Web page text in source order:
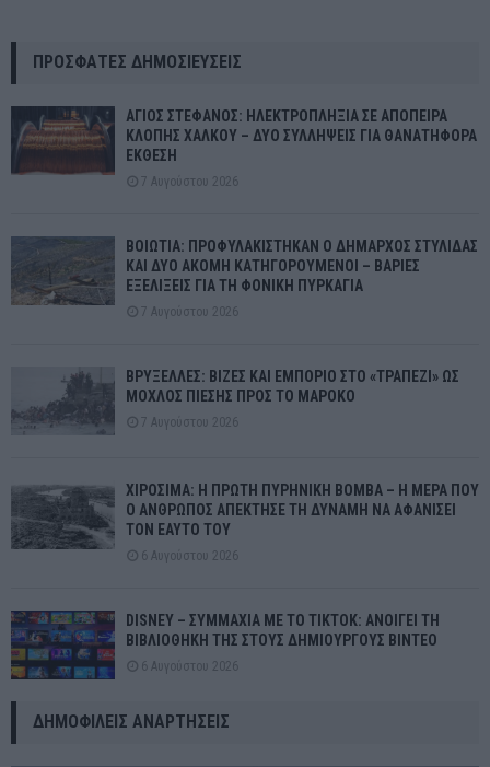
ΠΡΌΣΦΑΤΕΣ ΔΗΜΟΣΙΕΎΣΕΙΣ
ΑΓΙΟΣ ΣΤΕΦΑΝΟΣ: ΗΛΕΚΤΡΟΠΛΗΞΙΑ ΣΕ ΑΠΟΠΕΙΡΑ
ΚΛΟΠΗΣ ΧΑΛΚΟΥ – ΔΥΟ ΣΥΛΛΗΨΕΙΣ ΓΙΑ ΘΑΝΑΤΗΦΟΡΑ
ΕΚΘΕΣΗ
7 Αυγούστου 2026
ΒΟΙΩΤΙΑ: ΠΡΟΦΥΛΑΚΙΣΤΗΚΑΝ Ο ΔΗΜΑΡΧΟΣ ΣΤΥΛΙΔΑΣ
ΚΑΙ ΔΥΟ ΑΚΟΜΗ ΚΑΤΗΓΟΡΟΥΜΕΝΟΙ – ΒΑΡΙΕΣ
ΕΞΕΛΙΞΕΙΣ ΓΙΑ ΤΗ ΦΟΝΙΚΗ ΠΥΡΚΑΓΙΑ
7 Αυγούστου 2026
ΒΡΥΞΕΛΛΕΣ: ΒΙΖΕΣ ΚΑΙ ΕΜΠΟΡΙΟ ΣΤΟ «ΤΡΑΠΕΖΙ» ΩΣ
ΜΟΧΛΟΣ ΠΙΕΣΗΣ ΠΡΟΣ ΤΟ ΜΑΡΟΚΟ
7 Αυγούστου 2026
ΧΙΡΟΣΙΜΑ: Η ΠΡΩΤΗ ΠΥΡΗΝΙΚΗ ΒΟΜΒΑ – Η ΜΕΡΑ ΠΟΥ
Ο ΑΝΘΡΩΠΟΣ ΑΠΕΚΤΗΣΕ ΤΗ ΔΥΝΑΜΗ ΝΑ ΑΦΑΝΙΣΕΙ
ΤΟΝ ΕΑΥΤΟ ΤΟΥ
6 Αυγούστου 2026
DISNEY – ΣΥΜΜΑΧΙΑ ΜΕ ΤΟ TIKTOK: ΑΝΟΙΓΕΙ ΤΗ
ΒΙΒΛΙΟΘΗΚΗ ΤΗΣ ΣΤΟΥΣ ΔΗΜΙΟΥΡΓΟΥΣ ΒΙΝΤΕΟ
6 Αυγούστου 2026
ΔΗΜΟΦΙΛΕΊΣ ΑΝΑΡΤΉΣΕΙΣ